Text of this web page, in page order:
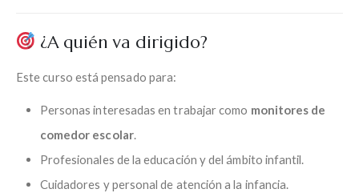
¿A quién va dirigido?
Este curso está pensado para:
Personas interesadas en trabajar como monitores de
comedor escolar.
Profesionales de la educación y del ámbito infantil.
Cuidadores y personal de atención a la infancia.